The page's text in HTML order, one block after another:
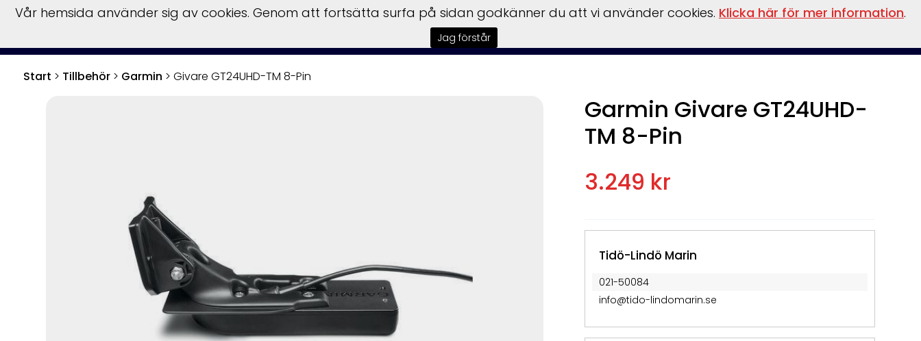
Trailer Verkstad Om
Start > Tillbehör> Garmin > Givare GT24UHD-TM 8-Pin
Garmin Givare GT24UHD-
TM 8-Pin
3.249 kr
Tidö-Lindö Marin
021-50084
info@tido-lindomarin.se
Vår hemsida använder sig av cookies. Genom att fortsätta surfa på sidan godkänner du att vi använder cookies. Klicka här för mer information.
Jag förstår